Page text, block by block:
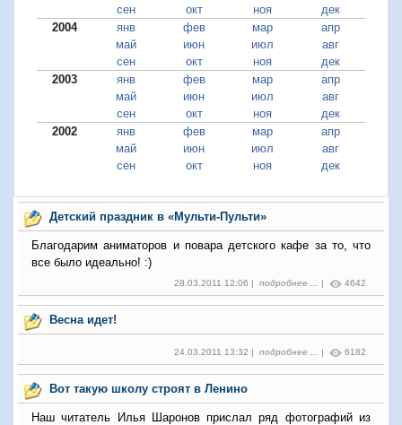
сен
окт ноя
дек
2004
янв фев мар
апр
май
июн июл
авг
сен
окт ноя
дек
2003
янв фев мар
апр
май
июн июл
авг
сен
окт ноя
дек
2002
янв фев мар
апр
май
июн июл
авг
сен
окт ноя дек
Детский праздник в «Мульти-Пульти»
Благодарим аниматоров и повара детского кафе за то, что
все было идеально! :)
28.03.2011 12:06 | подробнее ... | 4642
Весна идет!
24.03.2011 13:32 | подробнее ... | 6182
Вот такую школу строят в Ленино
Наш читатель Илья Шаронов прислал ряд фотографий из